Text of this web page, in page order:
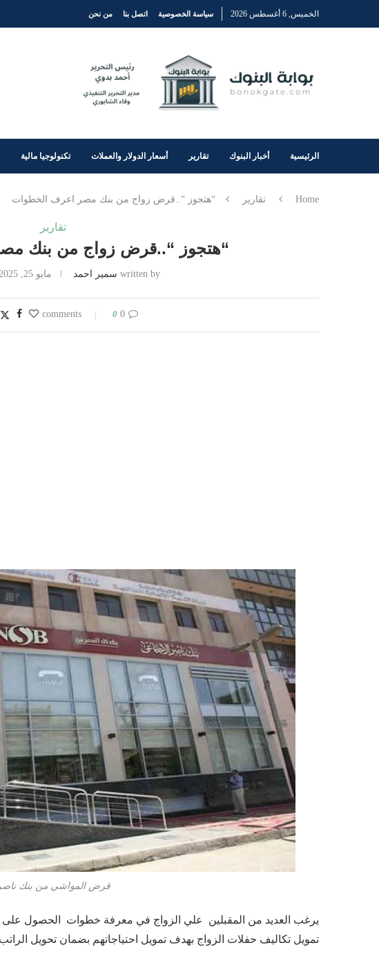
الخميس, 6 أغسطس 2026 سياسة الخصوصية اتصل بنا من نحن
الرئيسية أخبار البنوك تقارير أسعار الدولار والعملات تكنولوجيا مالية
Home تقارير “هتجوز “..قرض زواج من بنك مصر اعرف الخطوات
تقارير
“هتجوز “..قرض زواج من بنك
written by سمير احمد مايو 25, 2025
0 comments
0
قرض المواشي من بنك ناصر
تمويل تكاليف حفلات الزواج بهدف تمويل احتياجاتهم بضمان تحويل